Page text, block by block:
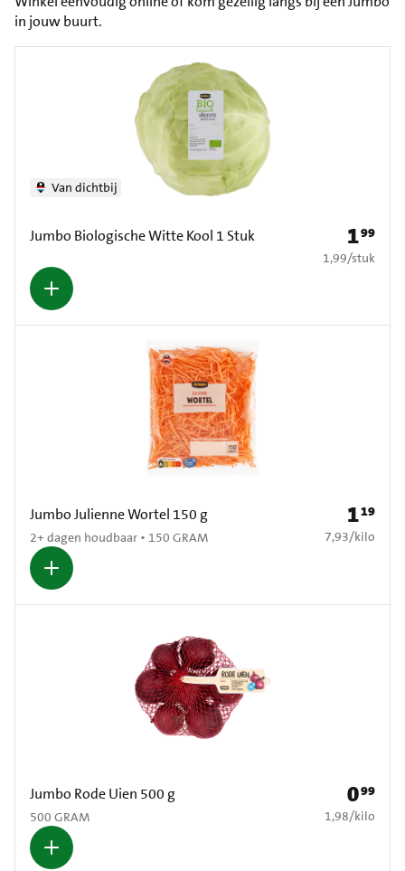
in jouw buurt.
Jumbo Biologische Witte Kool 1 Stuk
Van dichtbij
Prijs: €
199
€ 1,99 per stuk
1,99/stuk
Jumbo Julienne Wortel 150 g
2+ dagen houdbaar • 150 GRAM
Prijs: €
119
€ 7,93 per kilo
7,93/kilo
Jumbo Rode Uien 500 g
500 GRAM
Prijs: €
099
€ 1,98 per kilo
1,98/kilo